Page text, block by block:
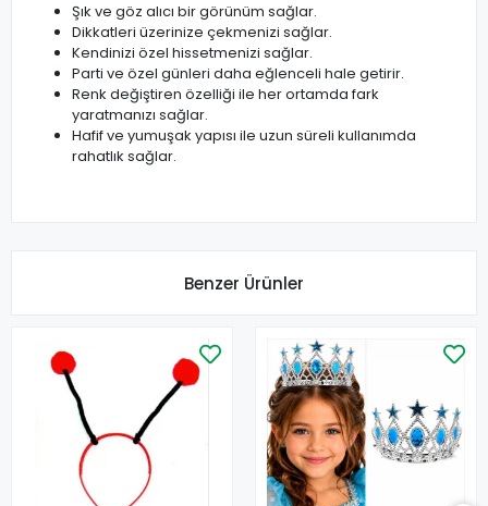
Şık ve göz alıcı bir görünüm sağlar.
Dikkatleri üzerinize çekmenizi sağlar.
Kendinizi özel hissetmenizi sağlar.
Parti ve özel günleri daha eğlenceli hale getirir.
Renk değiştiren özelliği ile her ortamda fark
yaratmanızı sağlar.
Hafif ve yumuşak yapısı ile uzun süreli kullanımda
rahatlık sağlar.
Benzer Ürünler